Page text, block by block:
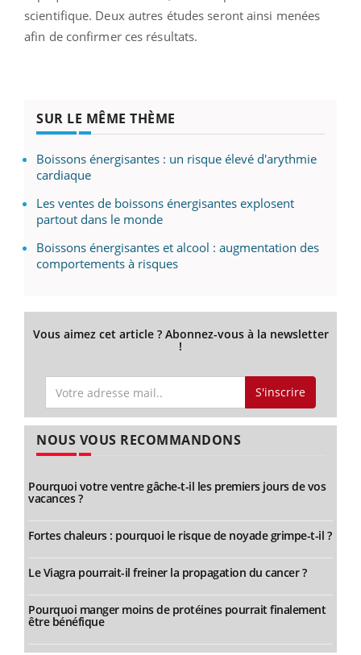
scientifique. Deux autres études seront ainsi menées
afin de confirmer ces résultats.
SUR LE MÊME THÈME
Boissons énergisantes : un risque élevé d'arythmie
cardiaque
Les ventes de boissons énergisantes explosent
partout dans le monde
Boissons énergisantes et alcool : augmentation des
comportements à risques
Vous aimez cet article ? Abonnez-vous à la newsletter
!
S'inscrire
NOUS VOUS RECOMMANDONS
Pourquoi votre ventre gâche-t-il les premiers jours de vos
vacances ?
Fortes chaleurs : pourquoi le risque de noyade grimpe-t-il ?
Le Viagra pourrait-il freiner la propagation du cancer ?
Pourquoi manger moins de protéines pourrait finalement
être bénéfique